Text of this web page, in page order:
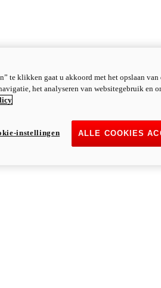
te klikken gaat u akkoord met het opslaan van
het analyseren van websitegebruik en
ALLE COOKIES
instellingen